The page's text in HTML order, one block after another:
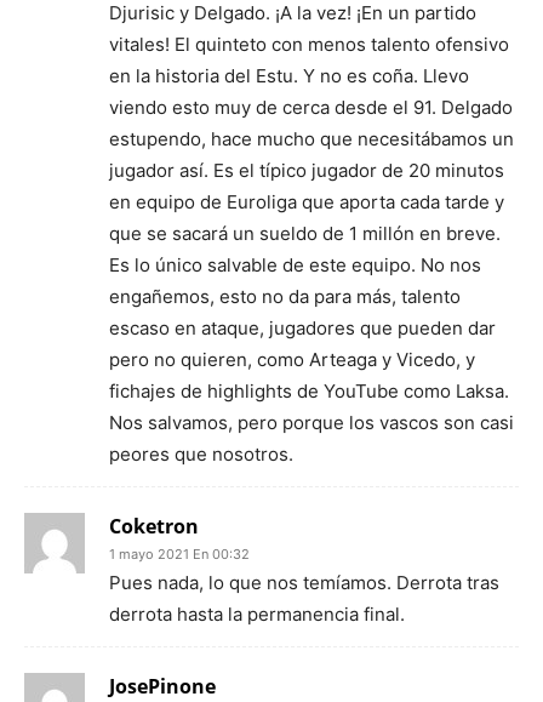
Djurisic y Delgado. ¡A la vez! ¡En un partido
vitales! El quinteto con menos talento ofensivo
en la historia del Estu. Y no es coña. Llevo
viendo esto muy de cerca desde el 91. Delgado
estupendo, hace mucho que necesitábamos un
jugador así. Es el típico jugador de 20 minutos
en equipo de Euroliga que aporta cada tarde y
que se sacará un sueldo de 1 millón en breve.
Es lo único salvable de este equipo. No nos
engañemos, esto no da para más, talento
escaso en ataque, jugadores que pueden dar
pero no quieren, como Arteaga y Vicedo, y
fichajes de highlights de YouTube como Laksa.
Nos salvamos, pero porque los vascos son casi
peores que nosotros.
Coketron
1 mayo 2021 En 00:32
Pues nada, lo que nos temíamos. Derrota tras
derrota hasta la permanencia final.
JosePinone